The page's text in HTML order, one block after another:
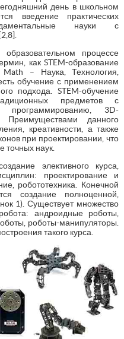
день в школьном
введение практических
науки с
процессе
как STEM-образование
Math – Наука, Технология,
обучение с применением
подхода. STEM-обучение
предметов с
программированию, 3D-
Преимуществами данного
креативности, а также
при проектировании, что
точных наук.
элективного курса,
проектирование и
робототехника. Конечной
создание полноценной,
1). Существует множество
андроидные роботы,
роботы-манипуляторы.
такого курса.